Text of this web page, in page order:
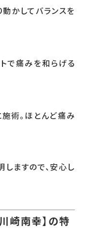
かしてバランスを
で痛みを和らげる
術。ほとんど痛み
ますので、安心し
崎南幸】の特